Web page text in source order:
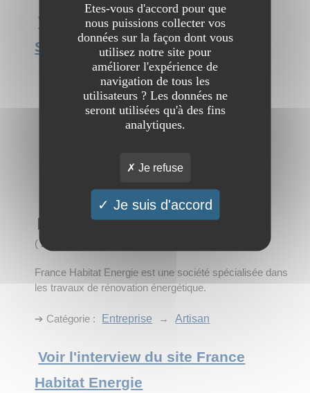
Voir l'interview du site Bruno
Serrurier Margency
France Habitat Energie
(2 visites
France Habitat Energie est une société spécialisée dans
les travaux de rénovation énergétique.
➔ Catégorie : Entreprise → Artisan
Voir l'interview du site France
Habitat Energie
Etes-vous d'accord pour que
nous puissions collecter vos
données sur la façon dont vous
utilisez notre site pour
améliorer l'expérience de
navigation de tous les
utilisateurs ? Les données ne
seront utilisées qu'à des fins
analytiques.
Je refuse
Je suis d'accord